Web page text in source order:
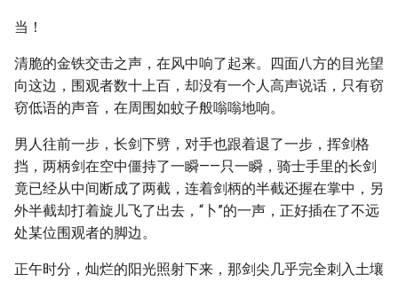
当！
清脆的金铁交击之声，在风中响了起来。四面八方的目光望
向这边，围观者数十上百，却没有一个人高声说话，只有窃
窃低语的声音，在周围如蚊子般嗡嗡地响。
男人往前一步，长剑下劈，对手也跟着退了一步，挥剑格
挡，两柄剑在空中僵持了一瞬——只一瞬，骑士手里的长剑
竟已经从中间断成了两截，连着剑柄的半截还握在掌中，另
外半截却打着旋儿飞了出去，“卜”的一声，正好插在了不远
处某位围观者的脚边。
正午时分，灿烂的阳光照射下来，那剑尖几乎完全刺入土壤